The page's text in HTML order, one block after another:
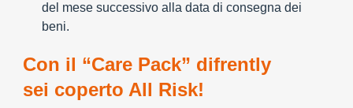
del mese successivo alla data di consegna dei
beni.
Con il “Care Pack” difrently
sei coperto All Risk!